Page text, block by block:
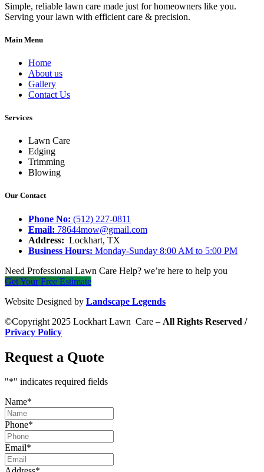
Simple, reliable lawn care made just for homeowners like you.
Serving your lawn with efficient care & precision.
Main Menu
Home
About us
Gallery
Contact Us
Services
Lawn Care
Edging
Trimming
Blowing
Our Contact
Phone No: (512) 227-0811
Email: 78644mow@gmail.com
Address: Lockhart, TX
Business Hours: Monday-Sunday 8:00 AM to 5:00 PM
Need Professional Lawn Care Help? we’re here to help you
Get Your Free Estimate
Website Designed by Landscape Legends
©Copyright 2025 Lockhart Lawn Care – All Rights Reserved /
Privacy Policy
Request a Quote
"*" indicates required fields
Name*
Phone*
Email*